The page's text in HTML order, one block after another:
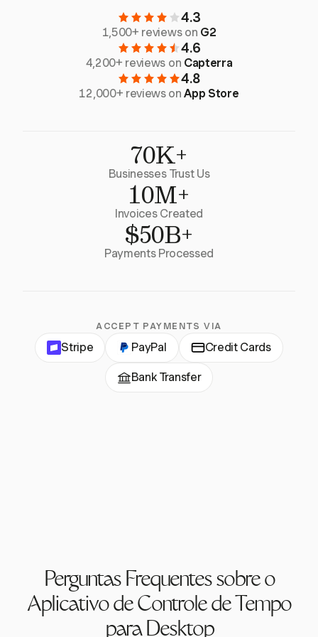
4.3
1,500+ reviews on G2
4.6
4,200+ reviews on Capterra
4.8
12,000+ reviews onApp Store
70K+
Businesses Trust Us
10M+
Invoices Created
$50B+
Payments Processed
ACCEPT PAYMENTS VIA
Stripe PayPal Credit Cards
Bank Transfer
Perguntas Frequentes sobre o
Aplicativo de Controle de Tempo
para Desktop